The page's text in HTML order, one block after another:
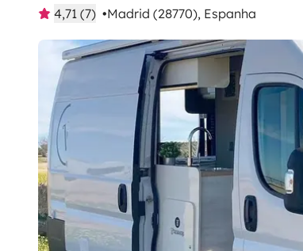
4,71 (7) Madrid (28770), Espanha